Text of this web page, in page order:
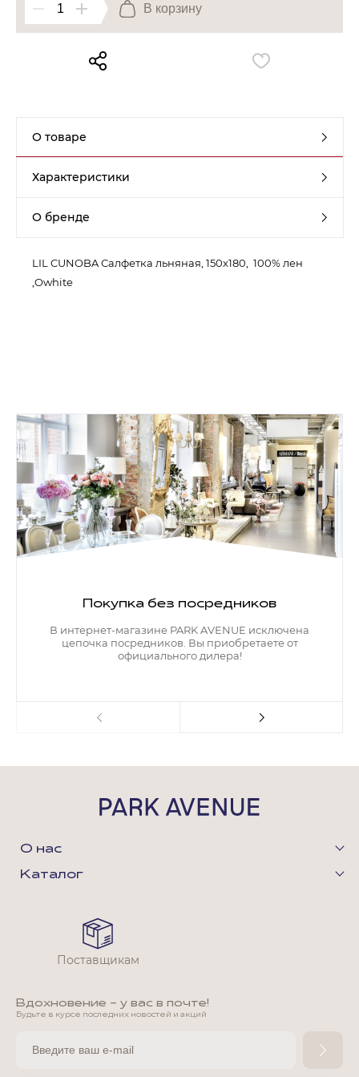
Контакты
Обратная связь
В корзину
О товаре
Характеристики
О бренде
LIL CUNOBA Салфетка льняная, 150x180, 100% лен
,Owhite
Покупка без посредников
В интернет-магазине PARK AVENUE исключена
цепочка посредников. Вы приобретаете от
официального дилера!
О нас
Каталог
Вдохновение - у вас в почте!
Будьте в курсе последних новостей и акций
Поставщикам